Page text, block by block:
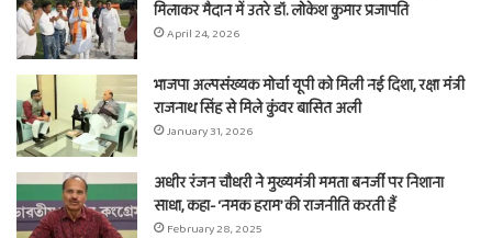
मिलाकर मैदान में उतरे डॉ. लोकेश कुमार प्रजापति
April 24, 2026
भाजपा अल्पसंख्यक मोर्चा यूपी को मिली नई दिशा, रक्षा मंत्री
राजनाथ सिंह से मिले कुंवर बासित अली
January 31, 2026
अधीर रंजन चौधरी ने मुख्यमंत्री ममता बनर्जी पर निशाना
साधा, कहा- ‘नमक हराम’ की राजनीति करती हैं
February 28, 2025